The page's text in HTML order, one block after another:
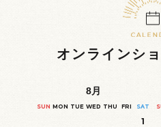
オンラインシ
8月
SUN MON TUE WED THU FRI SAT
1